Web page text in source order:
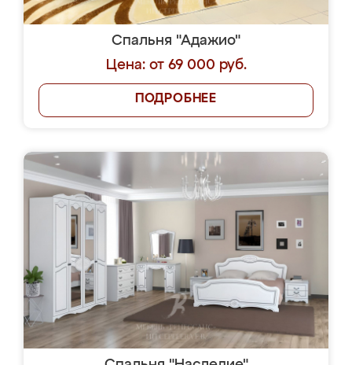
Спальня "Адажио"
Цена: от 69 000 руб.
ПОДРОБНЕЕ